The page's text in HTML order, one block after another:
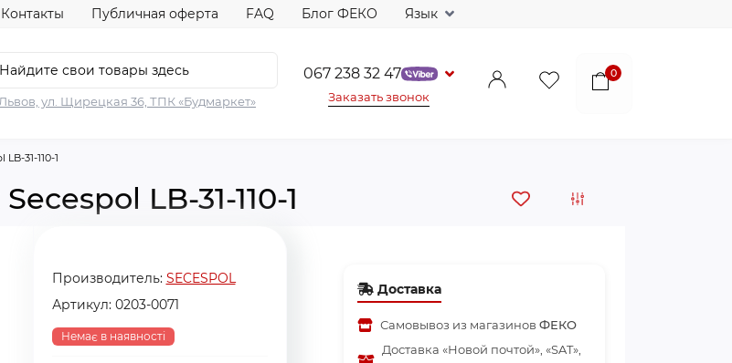
Контакты Публичная оферта FAQ Блог ФЕКО Язык
ул. Щирецкая 36, ТПК «Будмаркет»
067 238 32 47
Заказать звонок
0
31-110-1
LB-31-110-1
Производитель: SECESPOL
Артикул: 0203-0071
Немає в наявності
Доставка
Самовывоз из магазинов ФЕКО
Доставка «Новой почтой», «SAT»,